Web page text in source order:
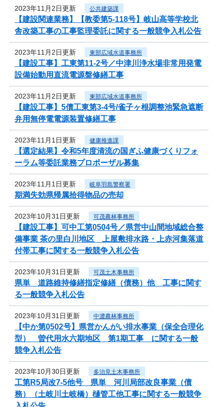
2023年11月2日更新 公共建築課
【建設関連業務】【教委第5-118号】岐山高等学校北
舎改築工事の工事監理委託に関する一般競争入札公告
2023年11月2日更新 東部広域水道事務所
【建設工事】工東第11-2号／中津川浄水場非常用発電
設備始動用直流電源盤修繕工事
2023年11月2日更新 東部広域水道事務所
【建設工事】5債工東第3-4号/雀子ヶ根調整池緊急遮断
弁用無停電電源装置修繕工事
2023年11月1日更新 健康推進課
【選定結果】令和5年度清流の国ぎふ健康づくりフォ
ーラム等委託業務プロポーザル募集
2023年11月1日更新 岐阜羽島警察署
期満失効県帰属拾得物品の売却
2023年10月31日更新 可茂農林事務所
【建設工事】可中工第0504号／県営中山間地域総合整
備事業 茶の里白川地区 上屋敷排水路・上赤河集落道
付帯工事に関する一般競争入札公告
2023年10月31日更新 可茂土木事務所
県単 道路維持修繕指定修繕（債務）他 工事に関す
る一般競争入札公告
2023年10月31日更新 中濃農林事務所
【中か第0502号】県営かんがい排水事業（保全合理化
型） 曽代用水六期地区 第1期工事 に関する一般
競争入札公告
2023年10月30日更新 多治見土木事務所
工第R5局改7-5他号 県単 河川局部改良事業（債
務）（土岐川土岐橋）樋管工他工事に関する一般競争